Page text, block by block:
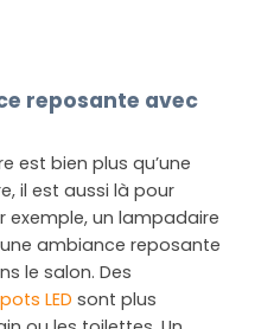
reposante avec
est bien plus qu’une
il est aussi là pour
exemple, un lampadaire
ambiance reposante
le salon. Des
LED sont plus